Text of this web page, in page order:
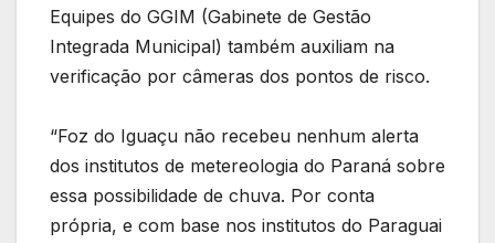
Equipes do GGIM (Gabinete de Gestão
Integrada Municipal) também auxiliam na
verificação por câmeras dos pontos de risco.
“Foz do Iguaçu não recebeu nenhum alerta
dos institutos de metereologia do Paraná sobre
essa possibilidade de chuva. Por conta
própria, e com base nos institutos do Paraguai